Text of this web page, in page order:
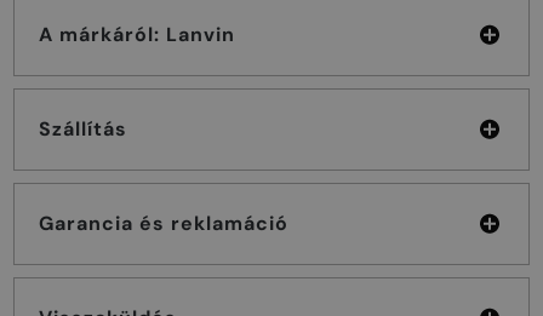
A márkáról: Lanvin
Szállítás
Garancia és reklamáció